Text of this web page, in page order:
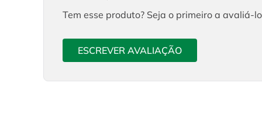
Tem esse produto? Seja o primeiro a avaliá-
ESCREVER AVALIAÇÃO